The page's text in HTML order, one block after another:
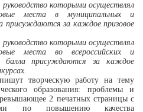
которыми осуществлял
места в муниципальных и
присуждаются за каждое призовое
которыми осуществлял
места во всероссийских и
балла присуждаются за каждое
творческую работу на тему
образования: проблемы и
2 печатных страницы с
по повышению качества